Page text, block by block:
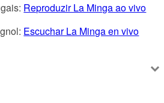
Reproduzir La Minga ao vivo
Escuchar La Minga en vivo